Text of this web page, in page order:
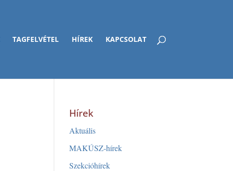
TAGFELVÉTEL HÍREK KAPCSOLAT
Hírek
Aktuális
MAKÚSZ-hírek
Szekcióhírek